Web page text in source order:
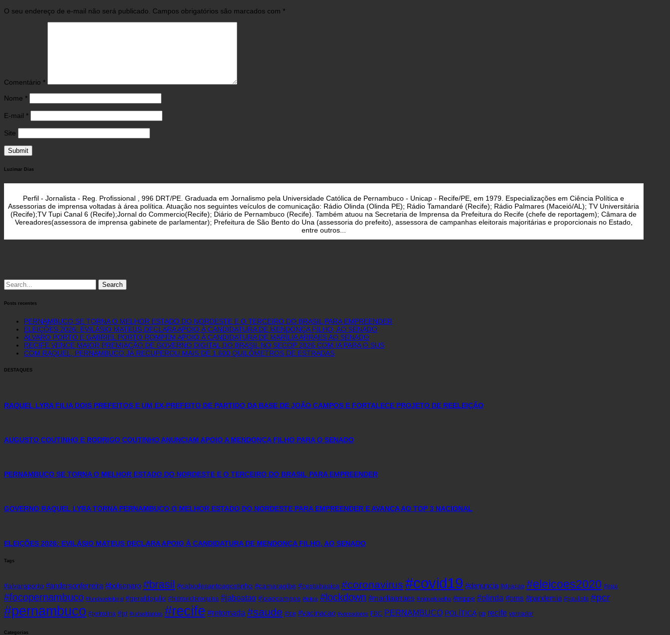
O seu endereço de e-mail não será publicado. Campos obrigatórios são marcados com *
Comentário *
Nome *
E-mail *
Site
Luzimar Dias
Perfil - Jornalista - Reg. Profissional , 996 DRT/PE. Graduada em Jornalismo pela Universidade Católica de Pernambuco - Unicap - Recife/PE, em 1979. Especializações em Ciência Política e
Assessorias de imprensa voltadas à área política. Atuação nos seguintes veículos de comunicação: Rádio Olinda (Olinda PE); Rádio Tamandaré (Recife); Rádio Palmares (Maceió/AL); TV Universitária
(Recife);TV Tupi Canal 6 (Recife);Jornal do Commercio(Recife); Diário de Pernambuco (Recife). Também atuou na Secretaria de Imprensa da Prefeitura do Recife (chefe de reportagem); Câmara de
Vereadores(assessora de imprensa gabinete de parlamentar); Prefeitura de São Bento do Una (assessoria do prefeito), assessora de campanhas eleitorais majoritárias e proporcionais no Estado,
entre outros...
Search
for:
Posts recentes
PERNAMBUCO SE TORNA O MELHOR ESTADO DO NORDESTE E O TERCEIRO DO BRASIL PARA EMPREENDER
ELEIÇÕES 2026: EVILÁSIO MATEUS DECLARA APOIO À CANDIDATURA DE MENDONÇA FILHO, AO SENADO
ÁLVARO PORTO E GABRIEL PORTO ROMPEM APOIO À CANDIDATURA DE MARÍLIA ARRAES AO SENADO
RECIFE VENCE MAIOR PREMIAÇÃO DE GOVERNO DIGITAL DO BRASIL NO SECOP 2026 COM IA PARA O SUS
COM RAQUEL, PERNAMBUCO JÁ RECUPEROU MAIS DE 1.600 QUILÔMETROS DE ESTRADAS
DESTAQUES
RAQUEL LYRA FILIA DOIS PREFEITOS E UM EX-PREFEITO DE PARTIDO DA BASE DE JOÃO CAMPOS E FORTALECE PROJETO DE REELEIÇÃO
AUGUSTO COUTINHO E RODRIGO COUTINHO ANUNCIAM APOIO A MENDONÇA FILHO PARA O SENADO
PERNAMBUCO SE TORNA O MELHOR ESTADO DO NORDESTE E O TERCEIRO DO BRASIL PARA EMPREENDER
GOVERNO RAQUEL LYRA TORNA PERNAMBUCO O MELHOR ESTADO DO NORDESTE PARA EMPREENDER E AVANÇA AO TOP 3 NACIONAL
ELEIÇÕES 2026: EVILÁSIO MATEUS DECLARA APOIO À CANDIDATURA DE MENDONÇA FILHO, AO SENADO
Tags
#alvaroporto #andersonferreira #bolsonaro #brasil #cabodesantoagostinho #camaragibe #cestabasica #coronavirus #covid19 #denuncia #doacao #eleicoes2020 #eua
#focopernambuco #fundaoeleitoral #geraldojulio #hidroxicloroquina #jaboatao #joaocampos #leitos #lockdown #mariliaarraes #miguelcoelho #mppe #olinda #oms #pandemia #paulista #pcr
#pernambuco #petrolina #pt #rafaeldantas #recife #retomada #saude #tce #vacinacao #vereadores FBC PERNAMBUCO POLÍTICA pp recife vereador
Categorias